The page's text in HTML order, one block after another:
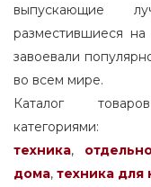
выпускающие
разместившиеся
завоевали
во всем мире.
Каталог
техника,
дома, техника для